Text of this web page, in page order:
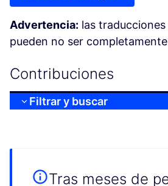
Advertencia: las
pueden no ser
Contribuciones
Filtrar y buscar
Tras meses de